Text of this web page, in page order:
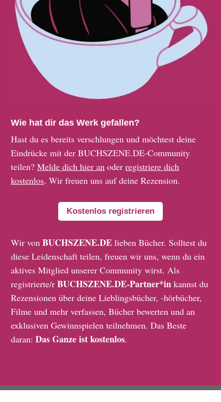
Wie hat dir das Werk gefallen?
Hast du es bereits verschlungen und möchtest deine
Eindrücke mit der BUCHSZENE.DE-Community
teilen?Melde dich hier an oderregistriere dich
kostenlos. Wir freuen uns auf deine Rezension.
Kostenlos registrieren
Wir vonBUCHSZENE.DE lieben Bücher. Solltest du
diese Leidenschaft teilen, freuen wir uns, wenn du ein
aktives Mitglied unserer Community wirst. Als
registrierte/rBUCHSZENE.DE-Partner*in kannst du
Rezensionen über deine Lieblingsbücher, -hörbücher,
Filme und mehr verfassen, Bücher bewerten und an
exklusiven Gewinnspielen teilnehmen. Das Beste
daran:Das Ganze ist kostenlos.